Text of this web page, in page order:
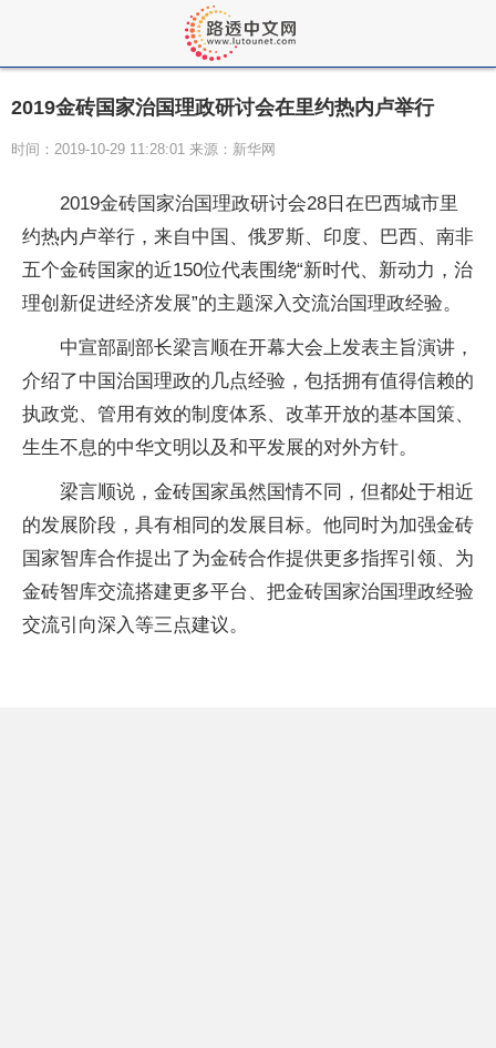
2019金砖国家治国理政研讨会在里约热内卢举行
时间：2019-10-29 11:28:01 来源：新华网
2019金砖国家治国理政研讨会28日在巴西城市里
约热内卢举行，来自中国、俄罗斯、印度、巴西、南非
五个金砖国家的近150位代表围绕“新时代、新动力，治
理创新促进经济发展”的主题深入交流治国理政经验。
中宣部副部长梁言顺在开幕大会上发表主旨演讲，
介绍了中国治国理政的几点经验，包括拥有值得信赖的
执政党、管用有效的制度体系、改革开放的基本国策、
生生不息的中华文明以及和平发展的对外方针。
梁言顺说，金砖国家虽然国情不同，但都处于相近
的发展阶段，具有相同的发展目标。他同时为加强金砖
国家智库合作提出了为金砖合作提供更多指挥引领、为
金砖智库交流搭建更多平台、把金砖国家治国理政经验
交流引向深入等三点建议。